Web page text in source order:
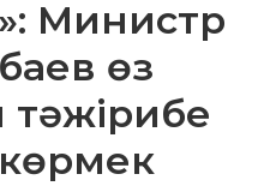
Министр
өз
тәжірибе